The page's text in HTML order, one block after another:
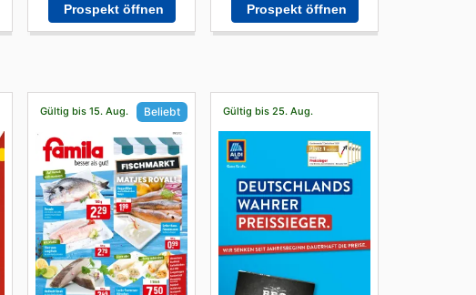
Prospekt öffnen Prospekt öffnen
Gültig bis 15. Aug. Beliebt Gültig bis 25. Aug.